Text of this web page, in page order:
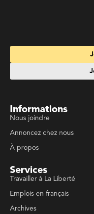
Informations
Services
Travailler à La Liberté
Emplois en français
Suivez La Liberté